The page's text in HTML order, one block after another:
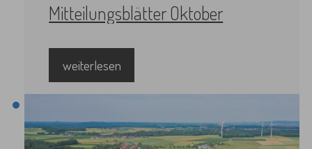
Mitteilungsblätter Oktober
weiterlesen